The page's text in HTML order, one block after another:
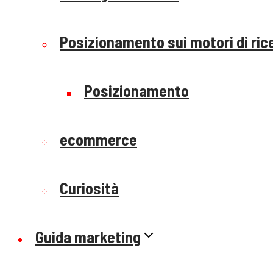
Posizionamento sui motori di
Posizionamento
ecommerce
Curiosità
Guida marketing